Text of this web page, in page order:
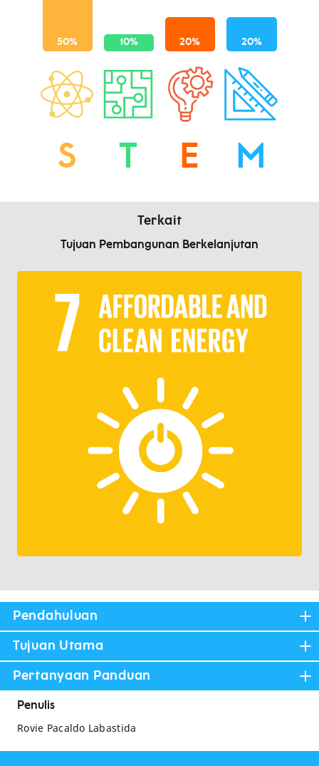
S T E M
Terkait
Tujuan Pembangunan Berkelanjutan
Pendahuluan
Tujuan Utama
Pertanyaan Panduan
Penulis
Rovie Pacaldo Labastida